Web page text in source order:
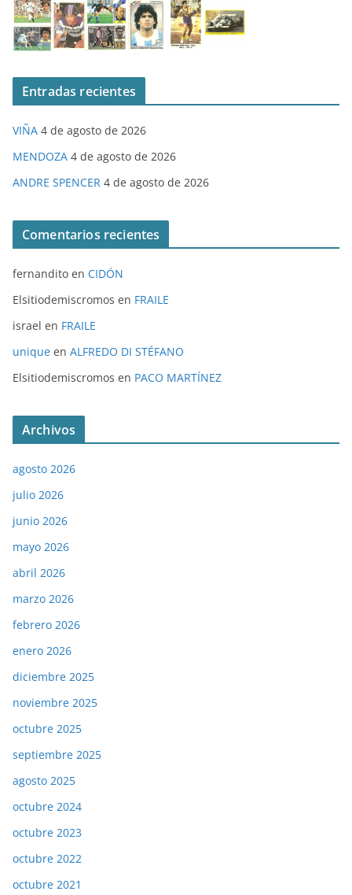
Entradas recientes
VIÑA 4 de agosto de 2026
MENDOZA 4 de agosto de 2026
ANDRE SPENCER 4 de agosto de 2026
Comentarios recientes
fernandito en CIDÓN
Elsitiodemiscromos en FRAILE
israel en FRAILE
unique en ALFREDO DI STÉFANO
Elsitiodemiscromos en PACO MARTÍNEZ
Archivos
agosto 2026
julio 2026
junio 2026
mayo 2026
abril 2026
marzo 2026
febrero 2026
enero 2026
diciembre 2025
noviembre 2025
octubre 2025
septiembre 2025
agosto 2025
octubre 2024
octubre 2023
octubre 2022
octubre 2021